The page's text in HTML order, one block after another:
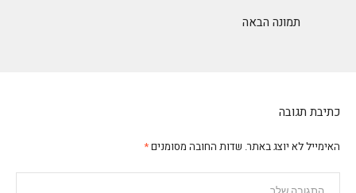
תמונה הבאה
כתיבת תגובה
האימייל לא יוצג באתר. שדות החובה מסומנים*